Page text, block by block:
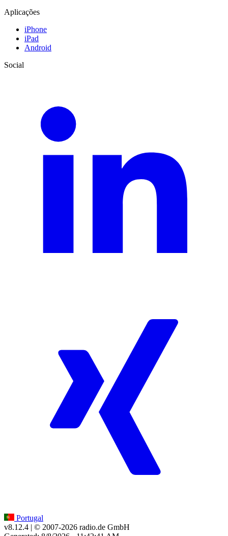
Aplicações
iPhone
iPad
Android
Social
Portugal
v8.12.4 | © 2007-2026 radio.de GmbH